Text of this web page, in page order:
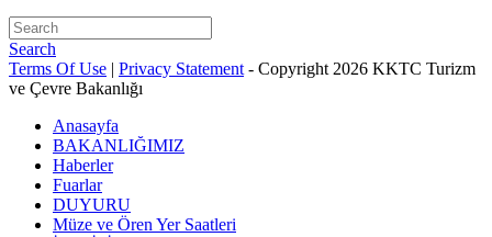
Search
Terms Of Use | Privacy Statement - Copyright 2026 KKTC Turizm
ve Çevre Bakanlığı
Anasayfa
BAKANLIĞIMIZ
Haberler
Fuarlar
DUYURU
Müze ve Ören Yer Saatleri